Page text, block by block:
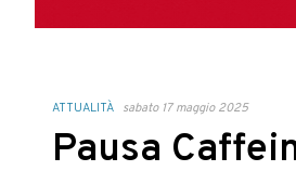
ATTUALITÀ sabato 17 maggio 2025
Pausa